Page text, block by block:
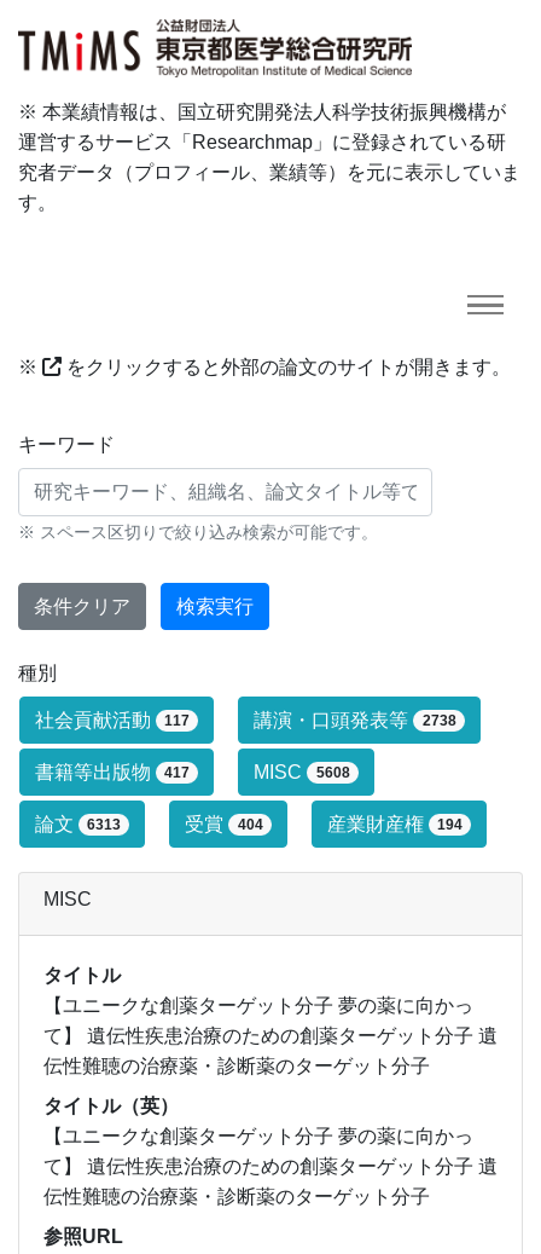
※ 本業績情報は、国立研究開発法人科学技術振興機構が
運営するサービス「Researchmap」に登録されている研
究者データ（プロフィール、業績等）を元に表示していま
す。
※ をクリックすると外部の論文のサイトが開きます。
研究業績に対する検索条件
キーワード
※ スペース区切りで絞り込み検索が可能です。
条件クリア 検索実行
種別
研究業績タイプによる絞り込み条件で
社会貢献活動 117 講演・口頭発表等 2738
書籍等出版物 417 MISC 5608
論文 6313 受賞 404 産業財産権 194
MISC
タイトル
【ユニークな創薬ターゲット分子 夢の薬に向かっ
て】 遺伝性疾患治療のための創薬ターゲット分子 遺
伝性難聴の治療薬・診断薬のターゲット分子
タイトル（英）
【ユニークな創薬ターゲット分子 夢の薬に向かっ
て】 遺伝性疾患治療のための創薬ターゲット分子 遺
伝性難聴の治療薬・診断薬のターゲット分子
参照URL